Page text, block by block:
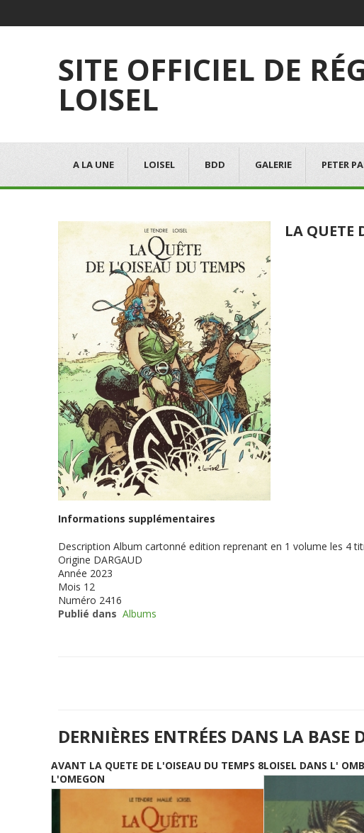
SITE OFFICIEL DE
LOISEL
A LA UNE LOISEL BDD GALERIE PETER
LA QUETE
Informations supplémentaires
Description Album cartonné edition reprenant en 1 volume les 4
Origine DARGAUD
Année 2023
Mois 12
Numéro 2416
Publié dans Albums
DERNIÈRES ENTRÉES DANS LA BASE
AVANT LA QUETE DE L'OISEAU DU TEMPS 8
L'OMEGON
LOISEL DANS L'